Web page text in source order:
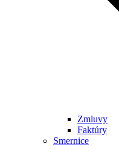
Zmluvy
Faktúry
Smernice